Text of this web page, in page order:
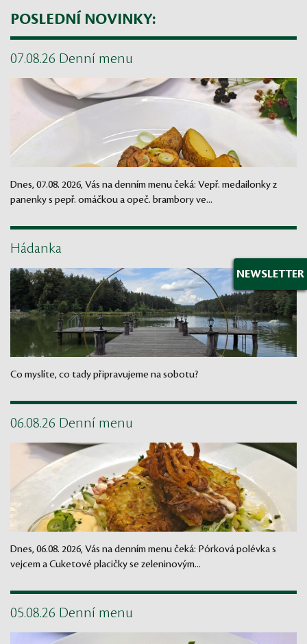
POSLEDNÍ NOVINKY:
07.08.26 Denní menu
Dnes, 07.08. 2026, Vás na denním menu čeká: Vepř. medailonky z
panenky s pepř. omáčkou a opeč. brambory ve...
Hádanka
Co myslíte, co tady připravujeme na sobotu?
06.08.26 Denní menu
Dnes, 06.08. 2026, Vás na denním menu čeká: Pórková polévka s
vejcem a Cuketové placičky se zeleninovým...
05.08.26 Denní menu
NEWSLETTER